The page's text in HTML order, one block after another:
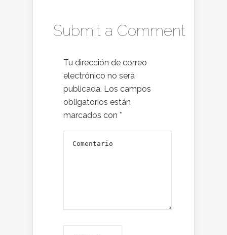
Submit a Comment
Tu dirección de correo
electrónico no será
publicada. Los campos
obligatorios están
marcados con *